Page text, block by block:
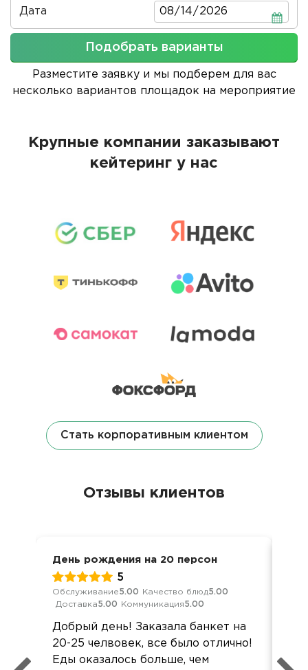
Дата Дата
Подобрать варианты
Разместите заявку и мы подберем для вас
несколько вариантов площадок на мероприятие
Крупные компании заказывают
кейтеринг у нас
Стать корпоративным клиентом
Отзывы клиентов
День рождения на 20 персон
5
Обслуживание5.00 Качество блюд5.00
Доставка5.00 Коммуникация5.00
Добрый день! Заказала банкет на
20-25 челвовек, все было отлично!
Еды оказалось больше, чем